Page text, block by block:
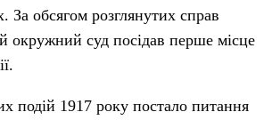
За обсягом розглянутих справ
окружний суд посідав перше місце
подій 1917 року постало питання